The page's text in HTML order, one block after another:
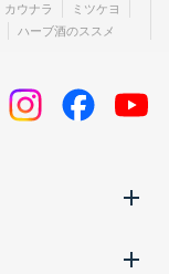
カウナラ
ミツケヨ
ハーブ酒のススメ